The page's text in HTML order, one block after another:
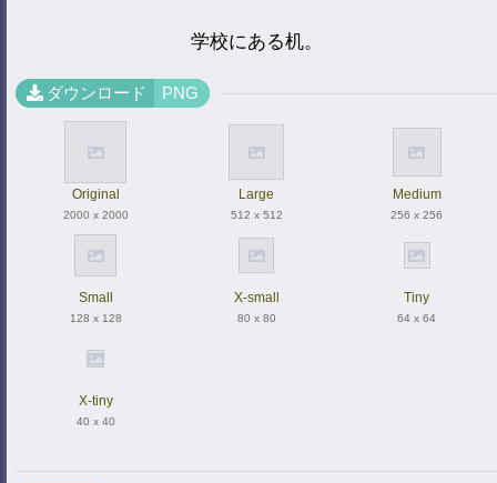
学校にある机。
ダウンロード PNG
Original
2000 x 2000
Large
512 x 512
Medium
256 x 256
Small
128 x 128
X-small
80 x 80
Tiny
64 x 64
X-tiny
40 x 40